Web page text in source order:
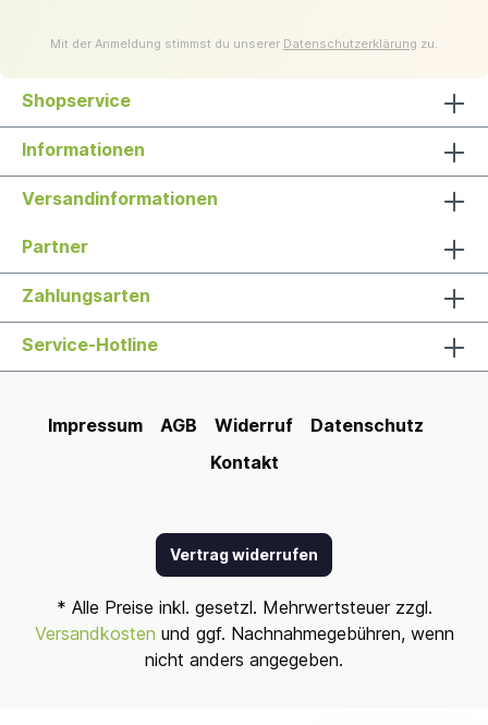
Mit der Anmeldung stimmst du unserer Datenschutzerklärung zu.
Shopservice
Informationen
Versandinformationen
Partner
Zahlungsarten
Service-Hotline
Impressum AGB Widerruf
Datenschutz
Kontakt
Vertrag widerrufen
* Alle Preise inkl. gesetzl. Mehrwertsteuer zzgl.
Versandkosten und ggf. Nachnahmegebühren, wenn
nicht anders angegeben.